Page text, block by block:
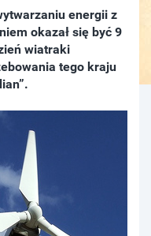
energii z
okazał się być 9
wiatraki
tego kraju